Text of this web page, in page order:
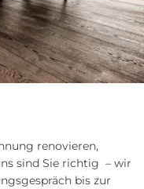
renovieren,
sind Sie richtig – wir
bis zur